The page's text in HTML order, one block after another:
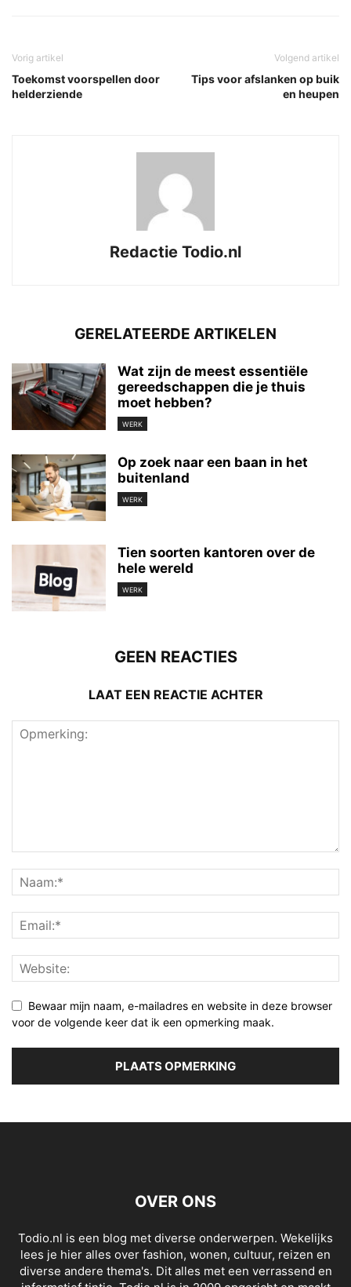
Vorig artikel
Toekomst voorspellen door
helderziende
Volgend artikel
Tips voor afslanken op buik
en heupen
Redactie Todio.nl
GERELATEERDE ARTIKELEN
Wat zijn de meest essentiële
gereedschappen die je thuis
moet hebben?
WERK
Op zoek naar een baan in het
buitenland
WERK
Tien soorten kantoren over de
hele wereld
WERK
GEEN REACTIES
LAAT EEN REACTIE ACHTER
Bewaar mijn naam, e-mailadres en website in deze browser
voor de volgende keer dat ik een opmerking maak.
OVER ONS
Todio.nl is een blog met diverse onderwerpen. Wekelijks
lees je hier alles over fashion, wonen, cultuur, reizen en
diverse andere thema's. Dit alles met een verrassend en